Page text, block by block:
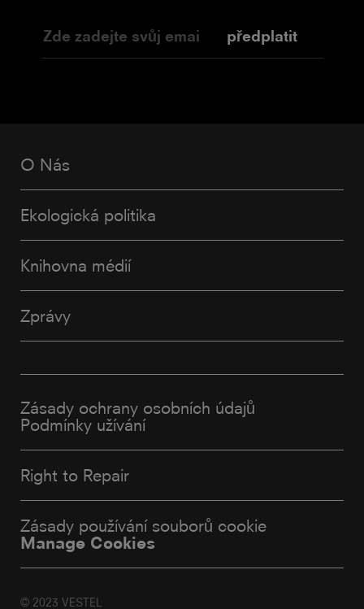
předplatit
O Nás
Ekologická politika
Knihovna médií
Zprávy
Zásady ochrany osobních údajů
Podmínky užívání
Right to Repair
Zásady používání souborů cookie
Manage Cookies
© 2023 VESTEL